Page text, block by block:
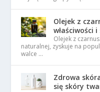
Olejek z
właściwości
Olejek z
naturalnej, zyskuje na
walce …
Zdrowa
się skóry